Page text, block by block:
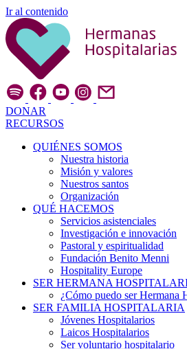
Ir al contenido
DONAR
RECURSOS
QUIÉNES SOMOS
Nuestra historia
Misión y valores
Nuestros santos
Organización
QUÉ HACEMOS
Servicios asistenciales
Investigación e innovación
Pastoral y espiritualidad
Fundación Benito Menni
Hospitality Europe
SER HERMANA
¿Cómo puedo ser Hermana
SER FAMILIA HOSPITALARIA
Jóvenes Hospitalarios
Laicos Hospitalarios
Ser voluntario hospitalario